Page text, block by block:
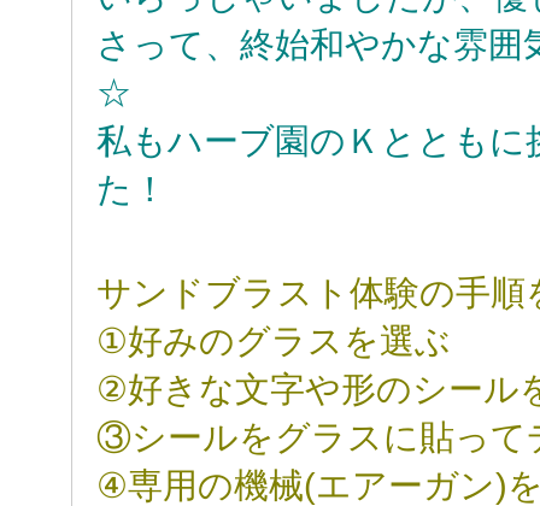
さって、終始和やかな雰
☆
私もハーブ園のＫとともに
た！
サンドブラスト体験の手
①好みのグラスを選ぶ
②好きな文字や形のシール
③シールをグラスに貼って
④専用の機械(エアーガン)